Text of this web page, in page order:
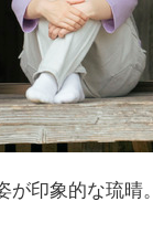
印象的な琉晴